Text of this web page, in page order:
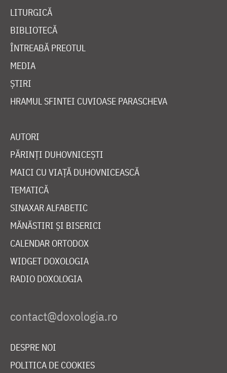
LITURGICĂ
BIBLIOTECĂ
ÎNTREABĂ PREOTUL
MEDIA
ȘTIRI
HRAMUL SFINTEI CUVIOASE PARASCHEVA
AUTORI
PĂRINȚI DUHOVNICEȘTI
MAICI CU VIAȚĂ DUHOVNICEASCĂ
TEMATICĂ
SINAXAR ALFABETIC
MĂNĂSTIRI ȘI BISERICI
CALENDAR ORTODOX
WIDGET DOXOLOGIA
RADIO DOXOLOGIA
DESPRE NOI
POLITICA DE COOKIES